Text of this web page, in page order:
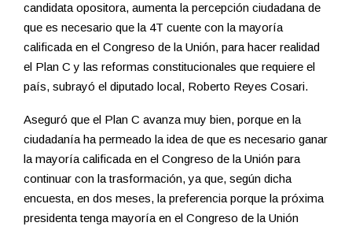
candidata opositora, aumenta la percepción ciudadana de
que es necesario que la 4T cuente con la mayoría
calificada en el Congreso de la Unión, para hacer realidad
el Plan C y las reformas constitucionales que requiere el
país, subrayó el diputado local, Roberto Reyes Cosari.
Aseguró que el Plan C avanza muy bien, porque en la
ciudadanía ha permeado la idea de que es necesario ganar
la mayoría calificada en el Congreso de la Unión para
continuar con la trasformación, ya que, según dicha
encuesta, en dos meses, la preferencia porque la próxima
presidenta tenga mayoría en el Congreso de la Unión